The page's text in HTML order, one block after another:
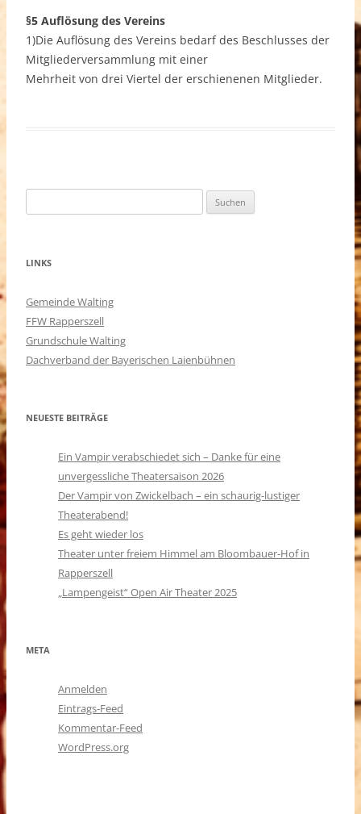
§5 Auflösung des Vereins
1)Die Auflösung des Vereins bedarf des Beschlusses der
Mitgliederversammlung mit einer
Mehrheit von drei Viertel der erschienenen Mitglieder.
nach:
LINKS
Gemeinde Walting
FFW Rapperszell
Grundschule Walting
Dachverband der Bayerischen Laienbühnen
NEUESTE BEITRÄGE
Ein Vampir verabschiedet sich – Danke für eine
unvergessliche Theatersaison 2026
Der Vampir von Zwickelbach – ein schaurig-lustiger
Theaterabend!
Es geht wieder los
Theater unter freiem Himmel am Bloombauer-Hof in
Rapperszell
„Lampengeist“ Open Air Theater 2025
META
Anmelden
Eintrags-Feed
Kommentar-Feed
WordPress.org